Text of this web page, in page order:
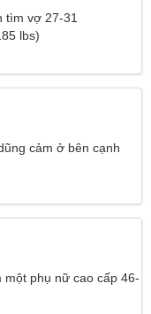
tìm vợ 27-31
lbs)
cảm ở bên cạnh
phụ nữ cao cấp 46-